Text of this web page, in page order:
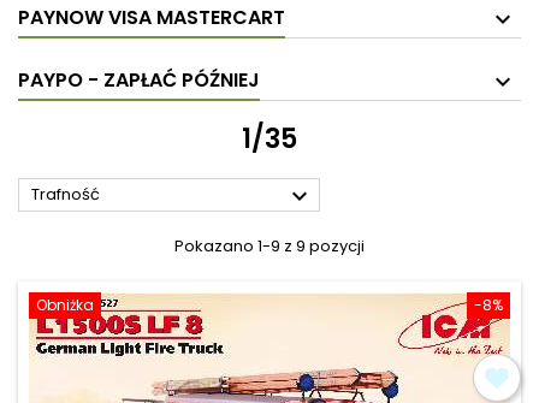
PAYNOW VISA MASTERCART
PAYPO - ZAPŁAĆ PÓŹNIEJ
1/35
Trafność 
Pokazano 1-9 z 9 pozycji
-8%
Obniżka